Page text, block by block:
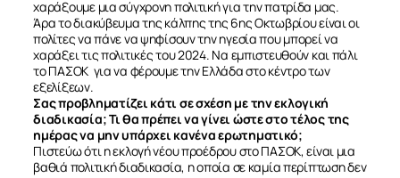
χαράξουμε μια σύγχρονη πολιτική για την πατρίδα μας.
Άρα το διακύβευμα της κάλπης της 6ης Οκτωβρίου είναι οι
πολίτες να πάνε να ψηφίσουν την ηγεσία που μπορεί να
χαράξει τις πολιτικές του 2024. Να εμπιστευθούν και πάλι
το ΠΑΣΟΚ για να φέρουμε την Ελλάδα στο κέντρο των
εξελίξεων.
Σας προβληματίζει κάτι σε σχέση με την εκλογική
διαδικασία; Τι θα πρέπει να γίνει ώστε στο τέλος της
ημέρας να μην υπάρχει κανένα ερωτηματικό;
Πιστεύω ότι η εκλογή νέου προέδρου στο ΠΑΣΟΚ, είναι μια
βαθιά πολιτική διαδικασία, η οποία σε καμία περίπτωση δεν